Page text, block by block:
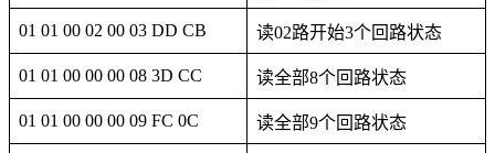
01 01 00 02 00 03 DD CB 读02路开始3个回路状态
01 01 00 00 00 08 3D CC 读全部8个回路状态
01 01 00 00 00 09 FC 0C 读全部9个回路状态